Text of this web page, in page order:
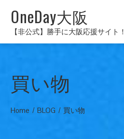
OneDay大阪
【非公式】勝手に大阪応援サイト！
買い物
Home BLOG 買い物